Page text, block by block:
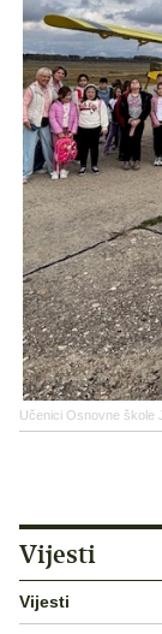
Učenici Osnovne škole
Vijesti
Vijesti